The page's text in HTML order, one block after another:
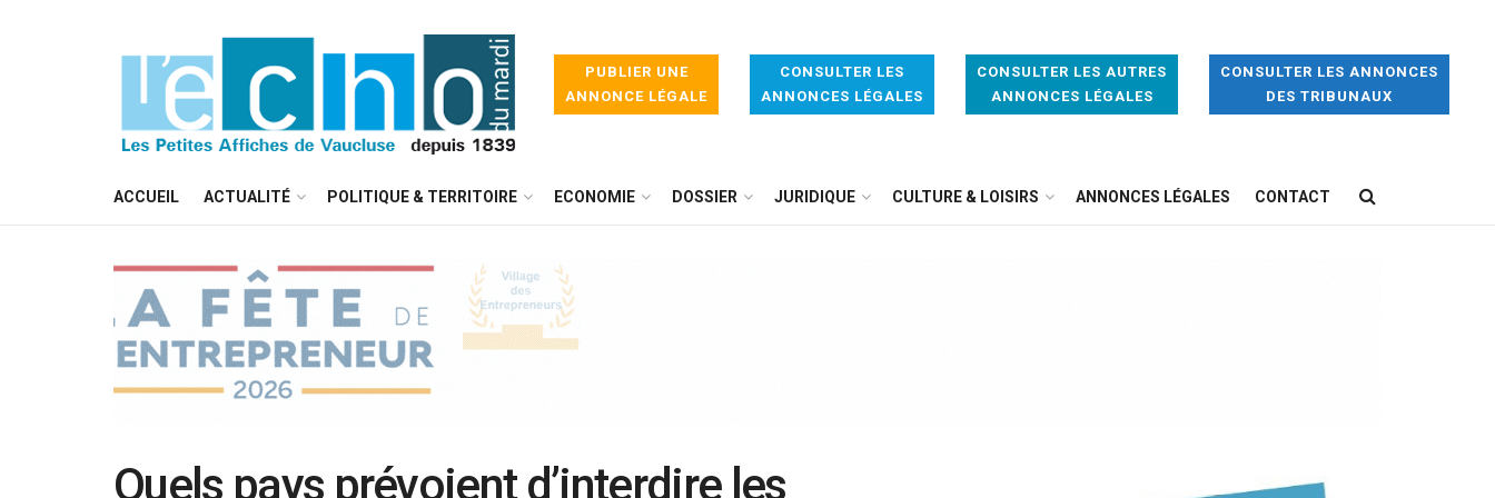
PUBLIER UNE
ANNONCE LÉGALE
CONSULTER LES
ANNONCES LÉGALES
CONSULTER LES AUTRES
ANNONCES LÉGALES
CONSULTER LES ANNONCES
DES TRIBUNAUX
ACCUEIL ACTUALITÉ POLITIQUE & TERRITOIRE ECONOMIE DOSSIER JURIDIQUE CULTURE & LOISIRS ANNONCES LÉGALES CONTACT
Quels pays prévoient d’interdire les